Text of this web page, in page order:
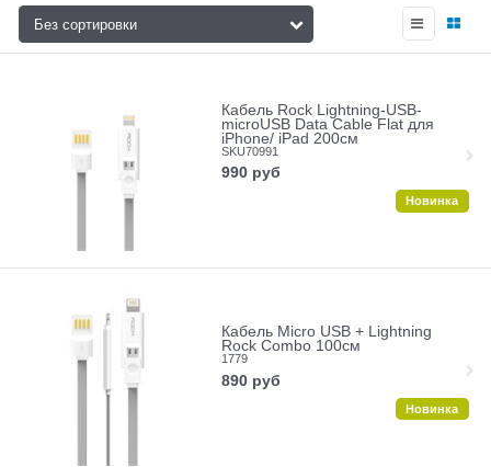
Кабель Rock Lightning-USB-
microUSB Data Cable Flat для
iPhone/ iPad 200cм
SKU70991
990 руб
Новинка
Кабель Micro USB + Lightning
Rock Combo 100cм
1779
890 руб
Новинка